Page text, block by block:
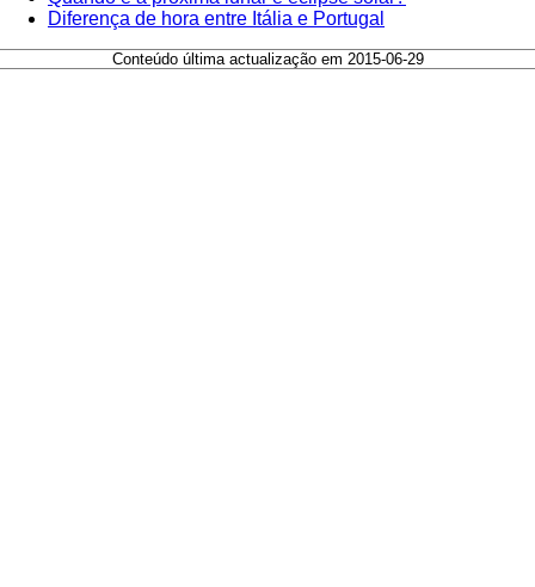
Diferença de hora entre Itália e Portugal
Conteúdo última actualização em 2015-06-29